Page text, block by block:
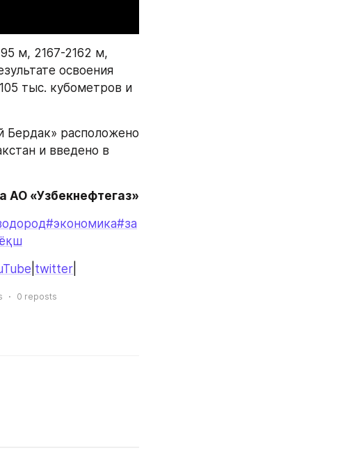
м, 2167-2162 м,
освоения
тыс. кубометров и
Бердак» расположено
и введено в
АО «Узбекнефтегаз»
#экономика#за
twitter
0 reposts